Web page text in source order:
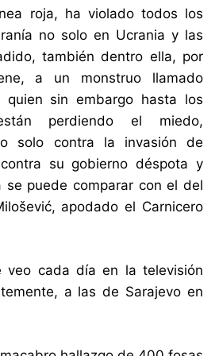
roja, ha violado todos los
no solo en Ucrania y las
también dentro ella, por
a un monstruo llamado
sin embargo hasta los
perdiendo el miedo,
solo contra la invasión de
su gobierno déspota y
puede comparar con el del
apodado el Carnicero
veo cada día en la televisión
a las de Sarajevo en